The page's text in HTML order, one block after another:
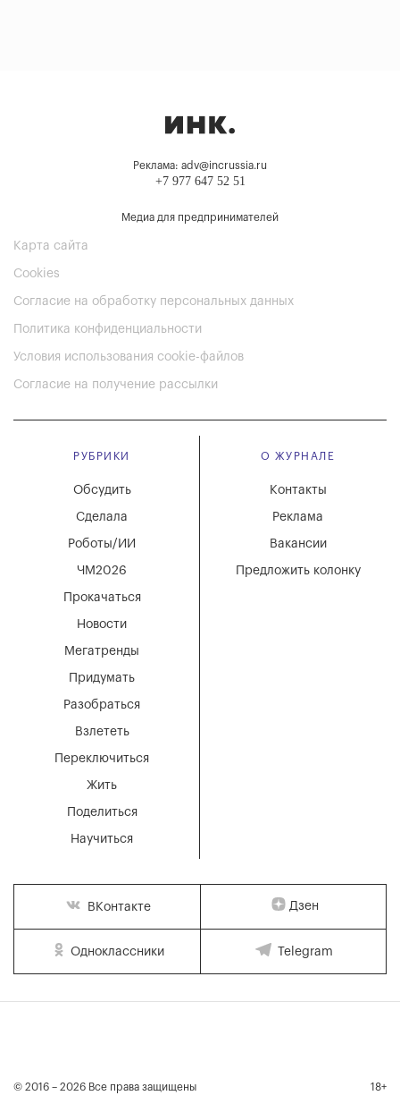
Реклама: adv@incrussia.ru
+7 977 647 52 51
Медиа для предпринимателей
Карта сайта
Cookies
Согласие на обработку персональных данных
Политика конфиденциальности
Условия использования cookie-файлов
Согласие на получение рассылки
РУБРИКИ
Мегатренды
Придумать
Разобраться
Взлететь
Новости
Переключиться
Жить
Поделиться
Научиться
Обсудить
Сделала
Роботы/ИИ
ЧМ2026
Прокачаться
О ЖУРНАЛЕ
Вакансии
Реклама
Контакты
Предложить колонку
ВКонтакте Дзен
Одноклассники Telegram
© 2016 – 2026 Все права защищены 18+